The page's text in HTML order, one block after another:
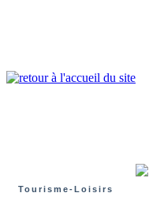
Tourisme-Loisirs